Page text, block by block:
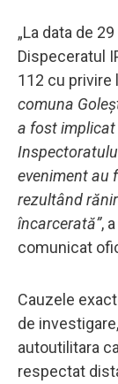
„La data de
Dispeceratul
112 cu privire
comuna
a fost
eveniment au
rezultând
încarcerată”,
comunicat
Cauzele
de
autoutilitara
respectat